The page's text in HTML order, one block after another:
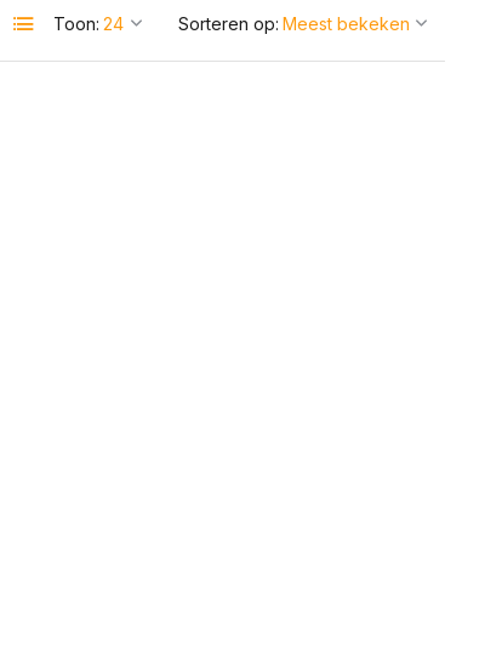
Toon: Sorteren op: